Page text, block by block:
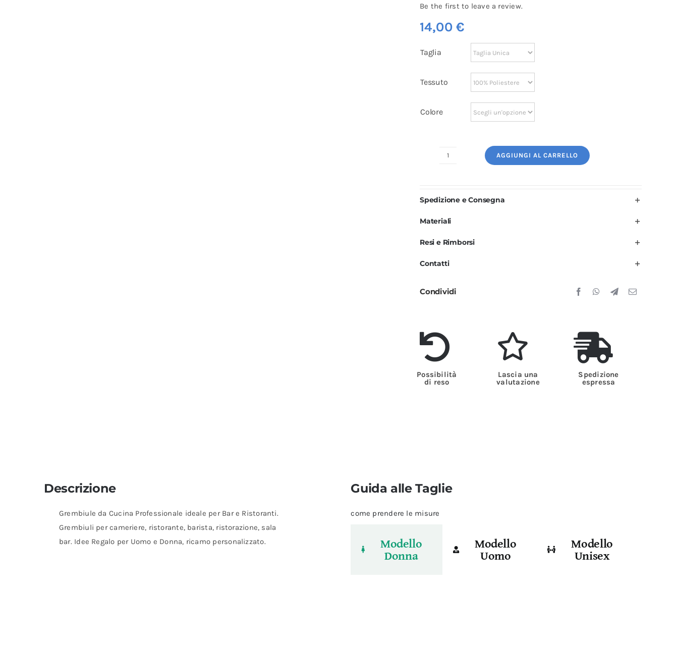
Be the first to leave a review.
14,00€
Taglia
Tessuto
Colore
Unisex
Vari
In
Cucina
Io
AGGIUNGI AL CARRELLO
Spedizione e Consegna
Materiali
Resi e Rimborsi
Contatti
Condividi
Possibilità
di reso
Lascia una
valutazione
Spedizione
espressa
Descrizione
Grembiule da Cucina Professionale ideale per Bar e Ristoranti.
Grembiuli per cameriere, ristorante, barista, ristorazione, sala
bar. Idee Regalo per Uomo e Donna, ricamo personalizzato.
Guida alle Taglie
come prendere le misure
Modello
Donna
Modello
Uomo
Modello
Unisex